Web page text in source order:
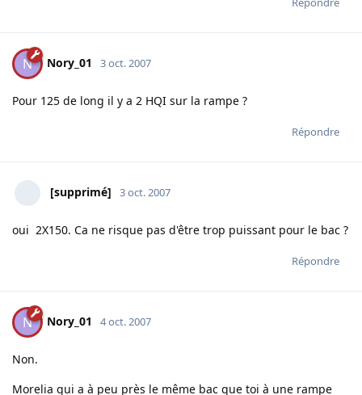
N Nory_01 3 oct. 2007
Pour 125 de long il y a 2 HQI sur la rampe ?
Répondre
[supprimé] 3 oct. 2007
oui 2X150. Ca ne risque pas d'être trop puissant pour le bac ?
Répondre
N Nory_01 4 oct. 2007
Non.
Morelia qui a à peu près le même bac que toi à une rampe